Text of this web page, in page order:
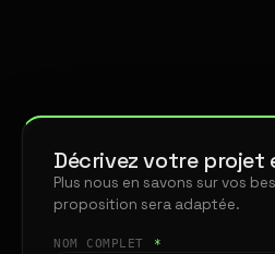
Décrivez votre projet
Plus nous en savons sur vos
proposition sera adaptée.
NOM COMPLET *